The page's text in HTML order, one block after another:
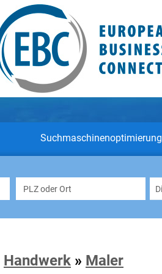
Suchmaschinenoptimierung
Handwerk » Maler